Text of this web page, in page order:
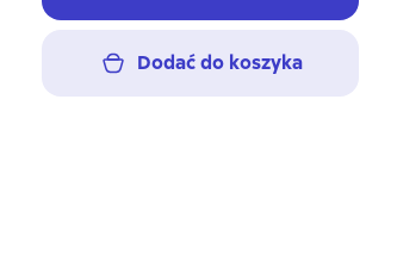
Dodać do koszyka